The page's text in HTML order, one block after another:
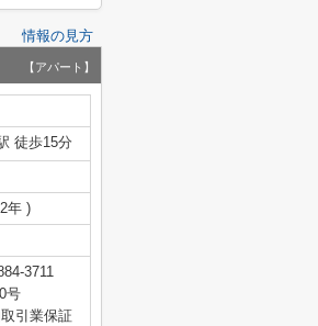
情報の見方
【アパート】
徒歩15分
年 )
3711
号
引業保証